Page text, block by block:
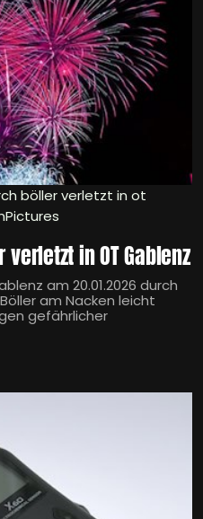
böller verletzt in ot
in OT Gablenz
am 20.01.2026 durch
am Nacken leicht
gefährlicher